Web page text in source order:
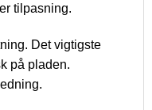
tilpasning.
Det vigtigste
på pladen.